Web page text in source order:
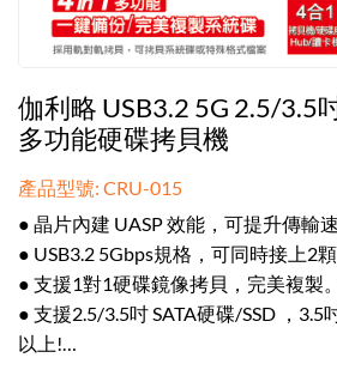
伽利略 USB3.2 5G 2.5/3.5
多功能硬碟拷貝機
產品型號: CRU-015
● 晶片內建 UASP 效能，可提升傳輸
● USB3.2 5Gbps規格，可同時接上2
● 支援1對1硬碟鏡像拷貝，完美複製
● 支援2.5/3.5吋 SATA硬碟/SSD ，3.5
以上!